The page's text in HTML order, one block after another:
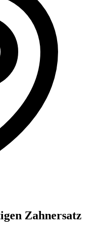
Zahnersatz